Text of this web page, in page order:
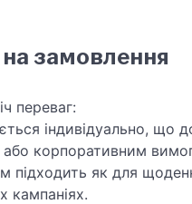
замовлення
переваг:
індивідуально, що
корпоративним
підходить як для
кампаніях.